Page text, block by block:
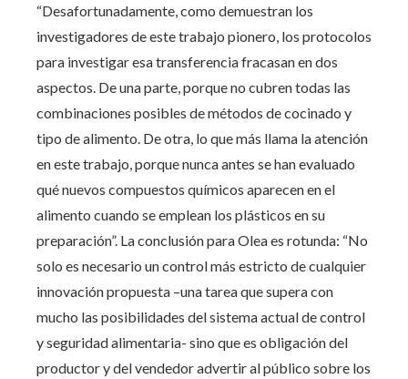
“Desafortunadamente, como demuestran los
investigadores de este trabajo pionero, los protocolos
para investigar esa transferencia fracasan en dos
aspectos. De una parte, porque no cubren todas las
combinaciones posibles de métodos de cocinado y
tipo de alimento. De otra, lo que más llama la atención
en este trabajo, porque nunca antes se han evaluado
qué nuevos compuestos químicos aparecen en el
alimento cuando se emplean los plásticos en su
preparación”. La conclusión para Olea es rotunda: “No
solo es necesario un control más estricto de cualquier
innovación propuesta –una tarea que supera con
mucho las posibilidades del sistema actual de control
y seguridad alimentaria- sino que es obligación del
productor y del vendedor advertir al público sobre los